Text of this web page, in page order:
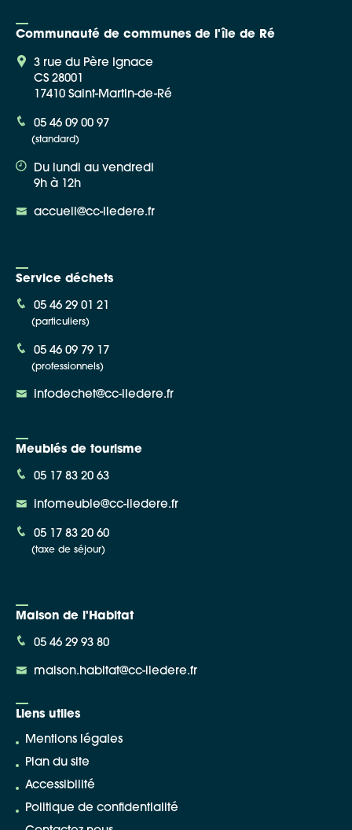
Communauté de communes de l'île de Ré
3 rue du Père Ignace
CS 28001
17410 Saint-Martin-de-Ré
05 46 09 00 97
(standard)
Du lundi au vendredi
9h à 12h
accueil@cc-iledere.fr
Service déchets
05 46 29 01 21
(particuliers)
05 46 09 79 17
(professionnels)
infodechet@cc-iledere.fr
Meublés de tourisme
05 17 83 20 63
infomeuble@cc-iledere.fr
05 17 83 20 60
(taxe de séjour)
Maison de l'Habitat
05 46 29 93 80
maison.habitat@cc-iledere.fr
Liens utiles
Mentions légales
Plan du site
Accessibilité
Politique de confidentialité